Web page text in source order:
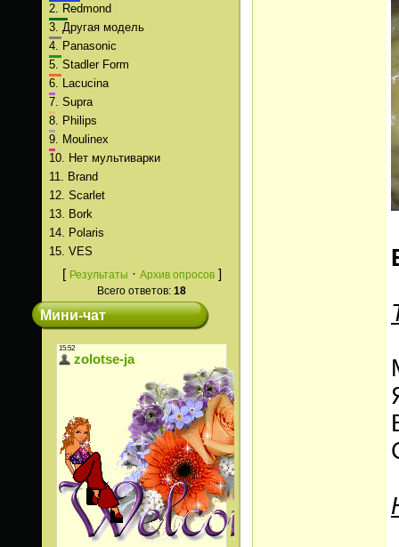
2.
Redmond
3. Другая модель
4.
Panasonic
5. Stadler Form
6.
Lacucina
7. Supra
8.
Philips
9.
Moulinex
10.
Нет мультиварки
11.
Brand
12. Scarlet
13.
Bork
14.
Polaris
15. VES
[ Результаты · Архив опросов]
Всего ответов: 18
Мини-чат